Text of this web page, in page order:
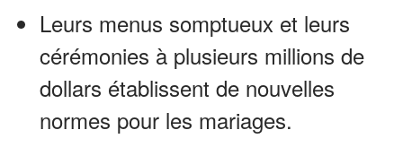
Leurs menus somptueux et leurs
cérémonies à plusieurs millions de
dollars établissent de nouvelles
normes pour les mariages.